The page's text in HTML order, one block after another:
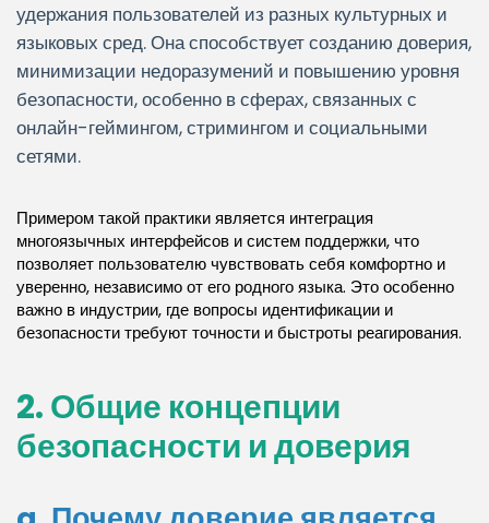
удержания пользователей из разных культурных и
языковых сред. Она способствует созданию доверия,
минимизации недоразумений и повышению уровня
безопасности, особенно в сферах, связанных с
онлайн-геймингом, стримингом и социальными
сетями.
Примером такой практики является интеграция
многоязычных интерфейсов и систем поддержки, что
позволяет пользователю чувствовать себя комфортно и
уверенно, независимо от его родного языка. Это особенно
важно в индустрии, где вопросы идентификации и
безопасности требуют точности и быстроты реагирования.
2. Общие концепции
безопасности и доверия